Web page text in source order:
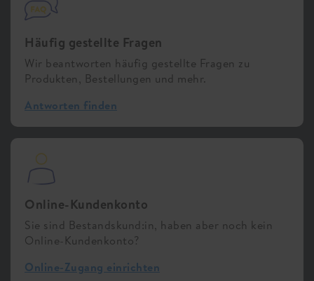
Häufig gestellte Fragen
Wir beantworten häufig gestellte Fragen zu
Produkten, Bestellungen und mehr.
Antworten finden
Online-Kundenkonto
Sie sind Bestandskund:in, haben aber noch kein
Online-Kundenkonto?
Online-Zugang einrichten